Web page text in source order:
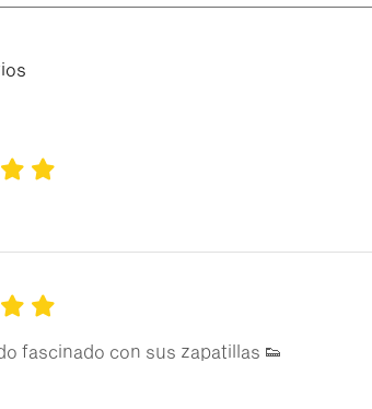
fascinado con sus zapatillas 👟